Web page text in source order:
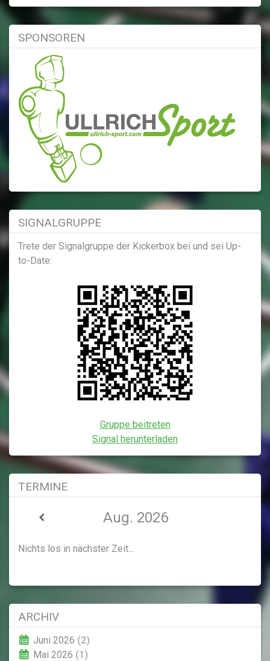
SPONSOREN
SIGNALGRUPPE
Trete der Signalgruppe der Kickerbox bei und sei Up-
to-Date:
Gruppe beitreten
Signal herunterladen
TERMINE
Aug. 2026
Nichts los in nächster Zeit...
ARCHIV
Juni 2026 (2)
Mai 2026 (1)